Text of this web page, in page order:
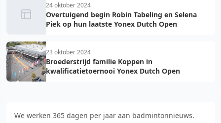
24 oktober 2024
Overtuigend begin Robin Tabeling en Selena
Piek op hun laatste Yonex Dutch Open
23 oktober 2024
Broederstrijd familie Koppen in
kwalificatietoernooi Yonex Dutch Open
We werken 365 dagen per jaar aan badmintonnieuws.